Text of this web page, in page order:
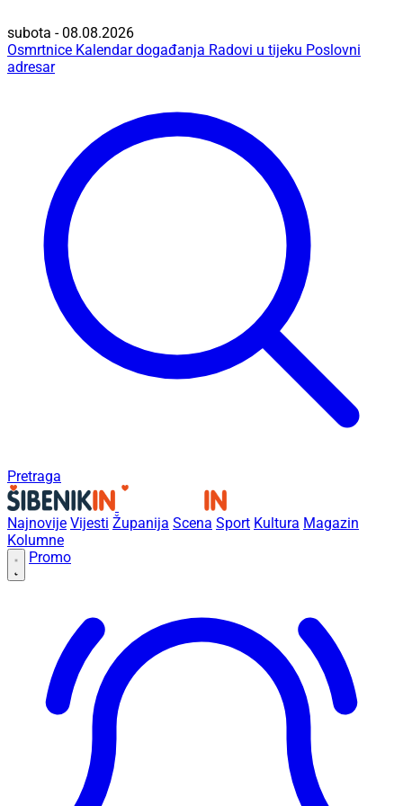
subota - 08.08.2026
Osmrtnice Kalendar događanja Radovi u tijeku Poslovni
adresar
Pretraga
Najnovije Vijesti Županija Scena Sport Kultura Magazin
Kolumne
Promo